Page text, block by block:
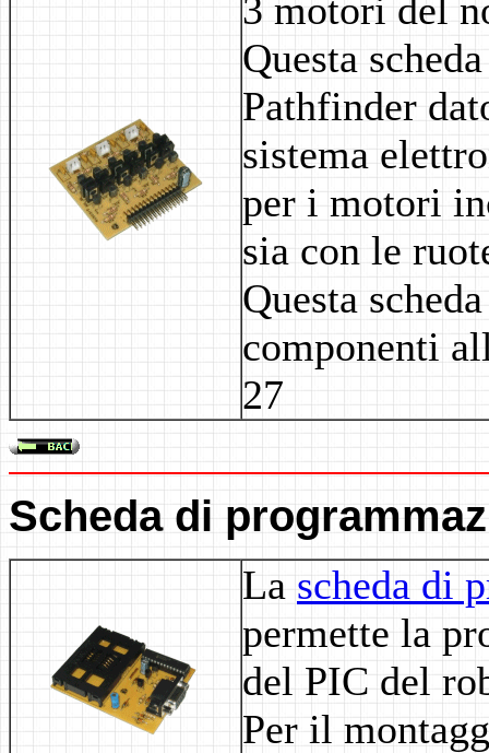
3 motori del
Questa
Pathfinder
sistema
per i motori
sia con le
Questa
componenti
27
Scheda di
La scheda di
permette la
del PIC del
Per il